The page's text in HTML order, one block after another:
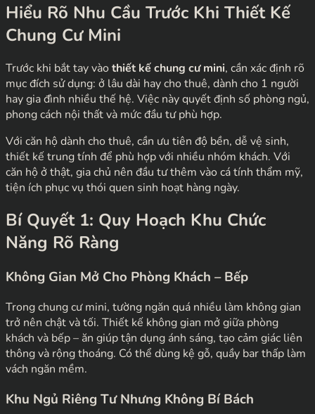
Hiểu Rõ Nhu Cầu Trước Khi Thiết Kế
Chung Cư Mini
Trước khi bắt tay vàothiết kế chung cư mini, cần xác định rõ
mục đích sử dụng: ở lâu dài hay cho thuê, dành cho 1 người
hay gia đình nhiều thế hệ. Việc này quyết định số phòng ngủ,
phong cách nội thất và mức đầu tư phù hợp.
Với căn hộ dành cho thuê, cần ưu tiên độ bền, dễ vệ sinh,
thiết kế trung tính để phù hợp với nhiều nhóm khách. Với
căn hộ ở thật, gia chủ nên đầu tư thêm vào cá tính thẩm mỹ,
tiện ích phục vụ thói quen sinh hoạt hàng ngày.
Bí Quyết 1: Quy Hoạch Khu Chức
Năng Rõ Ràng
Không Gian Mở Cho Phòng Khách – Bếp
Trong chung cư mini, tường ngăn quá nhiều làm không gian
trở nên chật và tối. Thiết kế không gian mở giữa phòng
khách và bếp – ăn giúp tận dụng ánh sáng, tạo cảm giác liên
thông và rộng thoáng. Có thể dùng kệ gỗ, quầy bar thấp làm
vách ngăn mềm.
Khu Ngủ Riêng Tư Nhưng Không Bí Bách